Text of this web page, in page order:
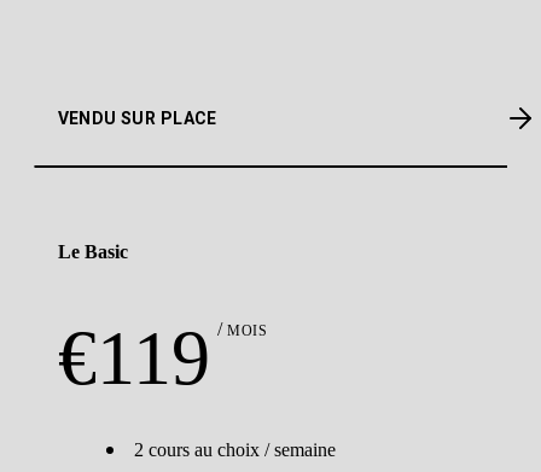
VENDU SUR PLACE
Le Basic
€119 MOIS
2 cours au choix / semaine